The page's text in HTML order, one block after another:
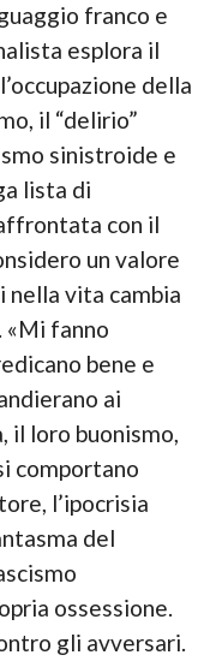
franco e
esplora il
della
il “delirio”
sinistroide e
lista di
con il
un valore
nella vita cambia
«Mi fanno
bene e
ai
il loro buonismo,
comportano
l’ipocrisia
del
ossessione.
gli avversari.